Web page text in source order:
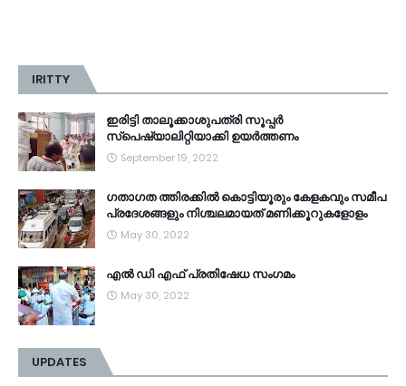
IRITTY
ഇരിട്ടി താലൂക്കാശുപത്രി സൂപ്പർ
സ്‌പെഷ്യാലിറ്റിയാക്കി ഉയർത്തണം
September 19, 2022
ഗതാഗത ത്തിരക്കിൽ കൊട്ടിയൂരും കേളകവും സമീപ
പ്രദേശങ്ങളും നിശ്ചലമായത് മണിക്കൂറുകളോളം
May 30, 2022
എൽ ഡി എഫ് പ്രതിഷേധ സംഗമം
May 30, 2022
UPDATES